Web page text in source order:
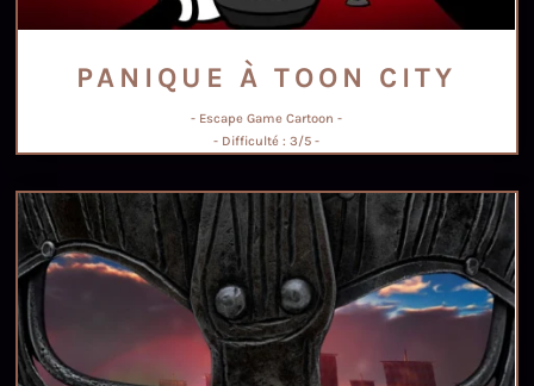
PANIQUE À TOON CITY
- Escape Game Cartoon -
- Difficulté : 3/5 -